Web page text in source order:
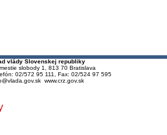
vlády Slovenskej republiky
slobody 1, 813 70 Bratislava
02/572 95 111, Fax: 02/524 97 595
www.crz.gov.sk